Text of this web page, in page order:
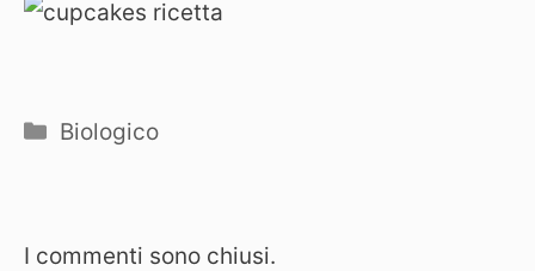
Categorie
Biologico
I commenti sono chiusi.